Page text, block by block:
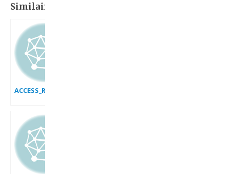
Similaire:
ACCESS_RECAPITULER_LES_DONNEES